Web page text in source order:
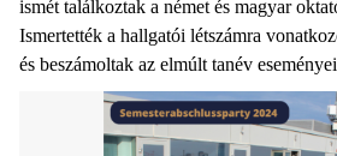
ismét találkoztak a német és magyar
Ismertették a hallgatói létszámra
és beszámoltak az elmúlt tanév